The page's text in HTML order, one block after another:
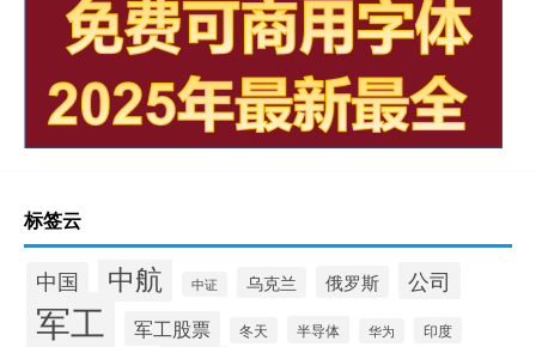
标签云
中国 中航 中证 乌克兰 俄罗斯 公司
军工 军工股票 冬天 半导体 华为 印度